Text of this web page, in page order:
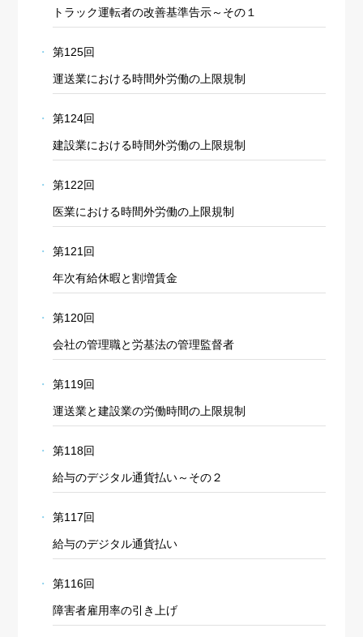
トラック運転者の改善基準告示～その１
第125回
運送業における時間外労働の上限規制
第124回
建設業における時間外労働の上限規制
第122回
医業における時間外労働の上限規制
第121回
年次有給休暇と割増賃金
第120回
会社の管理職と労基法の管理監督者
第119回
運送業と建設業の労働時間の上限規制
第118回
給与のデジタル通貨払い～その２
第117回
給与のデジタル通貨払い
第116回
障害者雇用率の引き上げ